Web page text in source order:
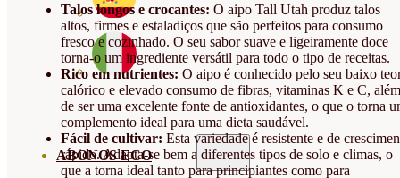
ABONOS ECO
Talos longos e crocantes: O aipo Tall Utah produz talos
altos, firmes e estaladiços que são perfeitos para consumo
fresco e cozinhado. O seu sabor suave e ligeiramente doce
torna-o um ingrediente versátil para todo o tipo de receitas.
Rico em nutrientes: O aipo é conhecido pelo seu baixo
calórico e elevado consumo de fibras, vitaminas K e C, além
de ser uma excelente fonte de antioxidantes, o que o torna
complemento ideal para uma dieta saudável.
Fácil de cultivar: Esta variedade é resistente e de
rápido. Adapta-se bem a diferentes tipos de solo e climas, o
que a torna ideal tanto para principiantes como para